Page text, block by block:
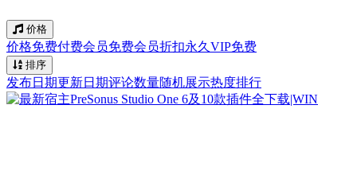
价格
价格免费付费会员免费会员折扣永久VIP免费
排序
发布日期更新日期评论数量随机展示热度排行